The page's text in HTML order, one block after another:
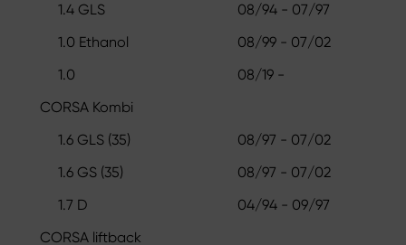
1.4 GLS
08/94 - 07/97
1.0 Ethanol
08/99 - 07/02
1.0
08/19 -
CORSA Kombi
1.6 GLS (35)
08/97 - 07/02
1.6 GS (35)
08/97 - 07/02
1.7 D
04/94 - 09/97
CORSA liftback